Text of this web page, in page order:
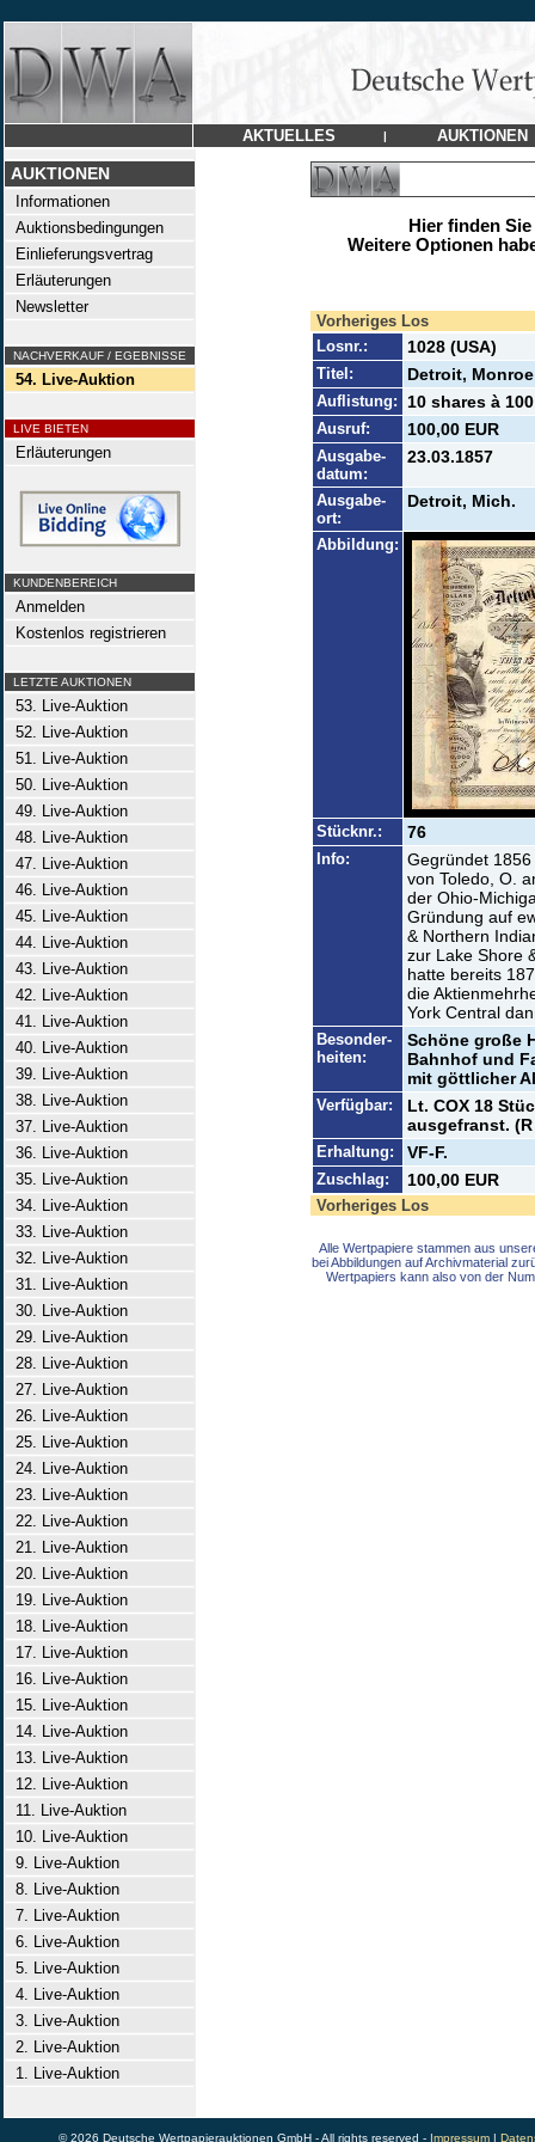
AKTUELLES | AUKTIONEN
AUKTIONEN
Informationen
Auktionsbedingungen
Einlieferungsvertrag
Erläuterungen
Newsletter
NACHVERKAUF / EGEBNISSE
54. Live-Auktion
LIVE BIETEN
Erläuterungen
KUNDENBEREICH
Anmelden
Kostenlos registrieren
LETZTE AUKTIONEN
53. Live-Auktion
52. Live-Auktion
51. Live-Auktion
50. Live-Auktion
49. Live-Auktion
48. Live-Auktion
47. Live-Auktion
46. Live-Auktion
45. Live-Auktion
44. Live-Auktion
43. Live-Auktion
42. Live-Auktion
41. Live-Auktion
40. Live-Auktion
39. Live-Auktion
38. Live-Auktion
37. Live-Auktion
36. Live-Auktion
35. Live-Auktion
34. Live-Auktion
33. Live-Auktion
32. Live-Auktion
31. Live-Auktion
30. Live-Auktion
29. Live-Auktion
28. Live-Auktion
27. Live-Auktion
26. Live-Auktion
25. Live-Auktion
24. Live-Auktion
23. Live-Auktion
22. Live-Auktion
21. Live-Auktion
20. Live-Auktion
19. Live-Auktion
18. Live-Auktion
17. Live-Auktion
16. Live-Auktion
15. Live-Auktion
14. Live-Auktion
13. Live-Auktion
12. Live-Auktion
11. Live-Auktion
10. Live-Auktion
9. Live-Auktion
8. Live-Auktion
7. Live-Auktion
6. Live-Auktion
5. Live-Auktion
4. Live-Auktion
3. Live-Auktion
2. Live-Auktion
1. Live-Auktion
Hier finden
Weitere Optionen
Vorheriges Los
Losnr.:
1028 (USA)
Titel: Detroit,
Auflistung: 10 shares à
Ausruf: 100,00 EUR
Ausgabe-
datum:
23.03.1857
Ausgabe-
ort:
Detroit, Mich.
Abbildung:
Stücknr.: 76
Info:
Gegründet
von Toledo, O.
der Ohio-
Gründung auf
& Northern
zur Lake Shore
hatte bereits
die
York Central
Besonder-
heiten:
Schöne große
Bahnhof und
mit göttlicher
Verfügbar:
Lt. COX 18
ausgefranst. (R
Erhaltung: VF-F.
Zuschlag: 100,00 EUR
Vorheriges Los
Alle Wertpapiere stammen aus
bei Abbildungen auf Archivmaterial
Wertpapiers kann also von der
© 2026 Deutsche Wertpapierauktionen GmbH - All rights reserved - Impressum|